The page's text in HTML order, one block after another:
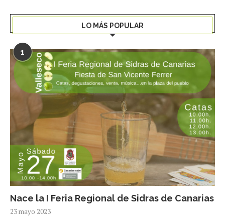
LO MÁS POPULAR
1
Nace la I Feria Regional de Sidras de Canarias
23 mayo 2023